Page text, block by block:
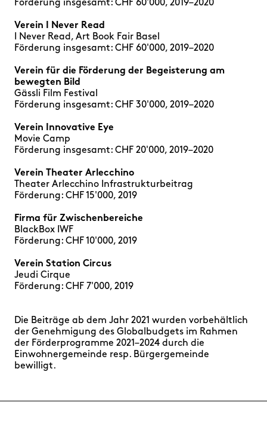
Förderung insgesamt: CHF 60'000, 2019–2020
Verein I Never Read
I Never Read, Art Book Fair Basel
Förderung insgesamt: CHF 60'000, 2019–2020
Verein für die Förderung der Begeisterung am
bewegten Bild
Gässli Film Festival
Förderung insgesamt: CHF 30'000, 2019–2020
Verein Innovative Eye
Movie Camp
Förderung insgesamt: CHF 20'000, 2019–2020
Verein Theater Arlecchino
Theater Arlecchino Infrastrukturbeitrag
Förderung: CHF 15'000, 2019
Firma für Zwischenbereiche
BlackBox IWF
Förderung: CHF 10'000, 2019
Verein Station Circus
Jeudi Cirque
Förderung: CHF 7'000, 2019
Die Beiträge ab dem Jahr 2021 wurden vorbehältlich
der Genehmigung des Globalbudgets im Rahmen
der Förderprogramme 2021–2024 durch die
Einwohnergemeinde resp. Bürgergemeinde
bewilligt.